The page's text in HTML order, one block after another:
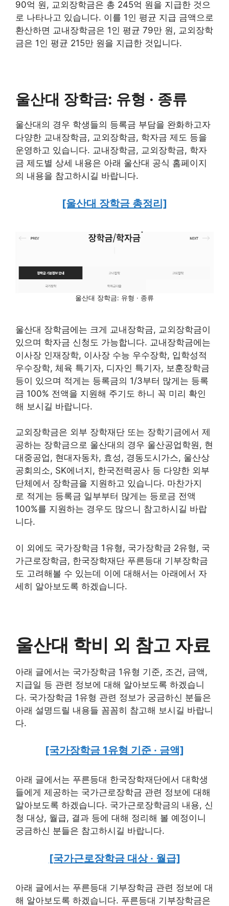
90억 원, 교외장학금은 총 245억 원을 지급한 것으
로 나타나고 있습니다. 이를 1인 평균 지급 금액으로
환산하면 교내장학금은 1인 평균 79만 원, 교외장학
금은 1인 평균 215만 원을 지급한 것입니다.
울산대 장학금: 유형 · 종류
울산대의 경우 학생들의 등록금 부담을 완화하고자
다양한 교내장학금, 교외장학금, 학자금 제도 등을
운영하고 있습니다. 교내장학금, 교외장학금, 학자
금 제도별 상세 내용은 아래 울산대 공식 홈페이지
의 내용을 참고하시길 바랍니다.
[울산대 장학금 총정리]
울산대 장학금: 유형 · 종류
울산대 장학금에는 크게 교내장학금, 교외장학금이
있으며 학자금 신청도 가능합니다. 교내장학금에는
이사장 인재장학, 이사장 수능 우수장학, 입학성적
우수장학, 체육 특기자, 디자인 특기자, 보훈장학금
등이 있으며 적게는 등록금의 1/3부터 많게는 등록
금 100% 전액을 지원해 주기도 하니 꼭 미리 확인
해 보시길 바랍니다.
교외장학금은 외부 장학재단 또는 장학기금에서 제
공하는 장학금으로 울산대의 경우 울산공업학원, 현
대중공업, 현대자동차, 효성, 경동도시가스, 울산상
공회의소, SK에너지, 한국전력공사 등 다양한 외부
단체에서 장학금을 지원하고 있습니다. 마찬가지
로 적게는 등록금 일부부터 많게는 등로금 전액
100%를 지원하는 경우도 많으니 참고하시길 바랍
니다.
이 외에도 국가장학금 1유형, 국가장학금 2유형, 국
가근로장학금, 한국장학재단 푸른등대 기부장학금
도 고려해볼 수 있는데 이에 대해서는 아래에서 자
세히 알아보도록 하겠습니다.
울산대 학비 외 참고 자료
아래 글에서는 국가장학금 1유형 기준, 조건, 금액,
지급일 등 관련 정보에 대해 알아보도록 하겠습니
다. 국가장학금 1유형 관련 정보가 궁금하신 분들은
아래 설명드릴 내용들 꼼꼼히 참고해 보시길 바랍니
다.
[국가장학금 1유형 기준 · 금액]
아래 글에서는 푸른등대 한국장학재단에서 대학생
들에게 제공하는 국가근로장학금 관련 정보에 대해
알아보도록 하겠습니다. 국가근로장학금의 내용, 신
청 대상, 월급, 결과 등에 대해 정리해 볼 예정이니
궁금하신 분들은 참고하시길 바랍니다.
[국가근로장학금 대상 · 월급]
아래 글에서는 푸른등대 기부장학금 관련 정보에 대
해 알아보도록 하겠습니다. 푸른등대 기부장학금은